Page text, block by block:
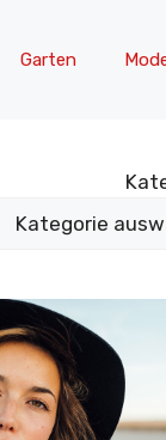
Garten